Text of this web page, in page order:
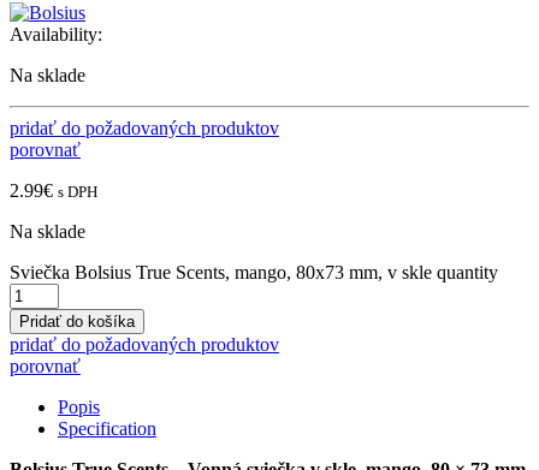
Availability:
Na sklade
pridať do požadovaných produktov
porovnať
2.99€ s DPH
Na sklade
Sviečka Bolsius True Scents, mango, 80x73 mm, v skle quantity
Pridať do košíka
pridať do požadovaných produktov
porovnať
Popis
Specification